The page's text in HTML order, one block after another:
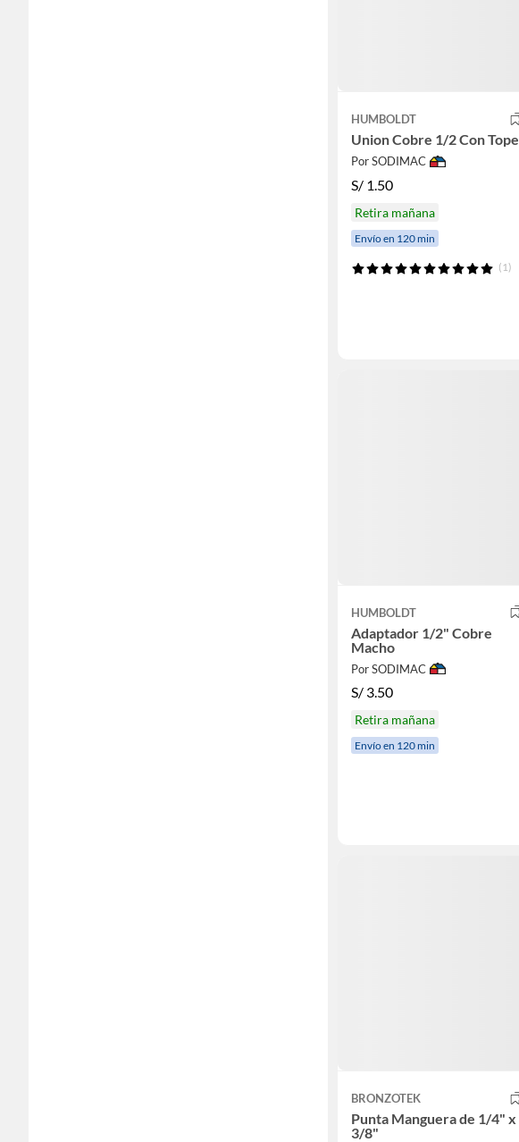
HUMBOLDT
Union Cobre 1/2 Con Tope
Por SODIMAC
S/ 1.50
Retira mañana
Envío en 120 min
(1)
HUMBOLDT
Adaptador 1/2" Cobre
Macho
Por SODIMAC
S/ 3.50
Retira mañana
Envío en 120 min
BRONZOTEK
Punta Manguera de 1/4" x
3/8"